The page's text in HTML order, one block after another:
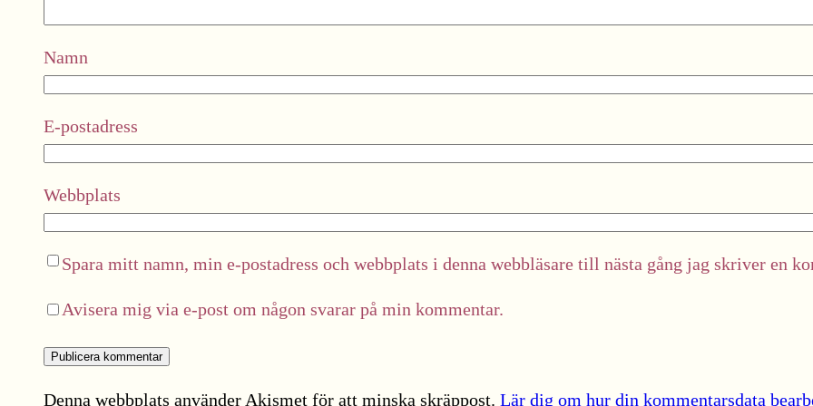
Namn
E-postadress
Webbplats
Spara mitt namn, min e-postadress och webbplats i denna webbläsare till nästa gång jag skriver en
Avisera mig via e-post om någon svarar på min kommentar.
Denna webbplats använder Akismet för att minska skräppost. Lär dig om hur din kommentarsdata